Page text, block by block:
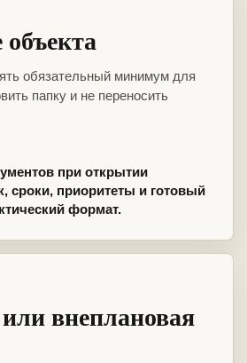
обязательный минимум для
папку и не переносить
при открытии
сроки, приоритеты и готовый
формат.
внеплановая